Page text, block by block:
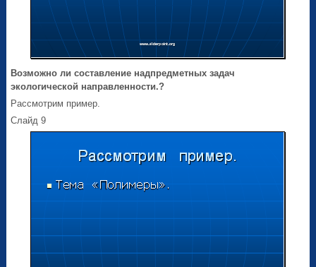
Возможно ли составление надпредметных задач
экологической направленности.?
Рассмотрим пример.
Слайд 9